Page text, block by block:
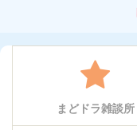
まどドラ雑談所